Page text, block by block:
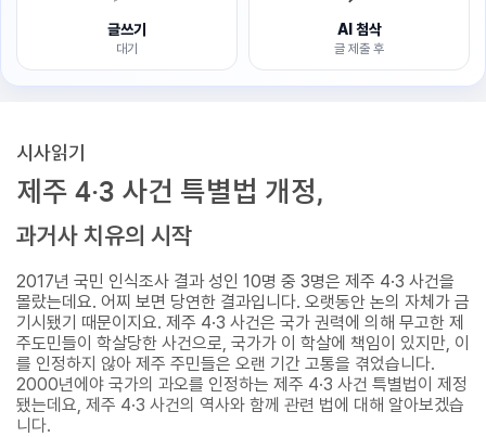
글쓰기
대기
AI 첨삭
글 제출 후
시사읽기
제주 4·3 사건 특별법 개정,
과거사 치유의 시작
2017년 국민 인식조사 결과 성인 10명 중 3명은 제주 4·3 사건을
몰랐는데요. 어찌 보면 당연한 결과입니다. 오랫동안 논의 자체가 금
기시됐기 때문이지요. 제주 4·3 사건은 국가 권력에 의해 무고한 제
주도민들이 학살당한 사건으로, 국가가 이 학살에 책임이 있지만, 이
를 인정하지 않아 제주 주민들은 오랜 기간 고통을 겪었습니다.
2000년에야 국가의 과오를 인정하는 제주 4·3 사건 특별법이 제정
됐는데요, 제주 4·3 사건의 역사와 함께 관련 법에 대해 알아보겠습
니다.